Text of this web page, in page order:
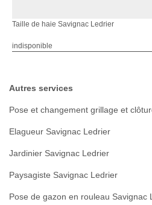
Taille de haie Savignac Ledrier
indisponible
Autres services
Pose et changement grillage et
Elagueur Savignac Ledrier
Jardinier Savignac Ledrier
Paysagiste Savignac Ledrier
Pose de gazon en rouleau Savignac